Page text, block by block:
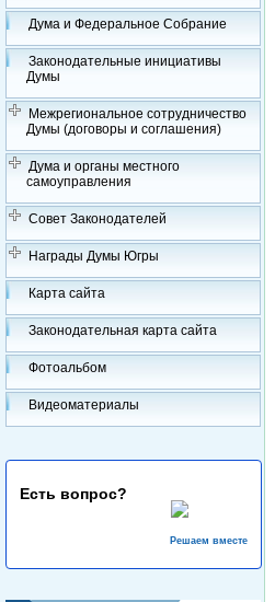
Дума и Федеральное Собрание
Законодательные инициативы
Думы
Межрегиональное сотрудничество
Думы (договоры и соглашения)
Дума и органы местного
самоуправления
Совет Законодателей
Награды Думы Югры
Карта сайта
Законодательная карта сайта
Фотоальбом
Видеоматериалы
Есть вопрос?
Решаем вместе